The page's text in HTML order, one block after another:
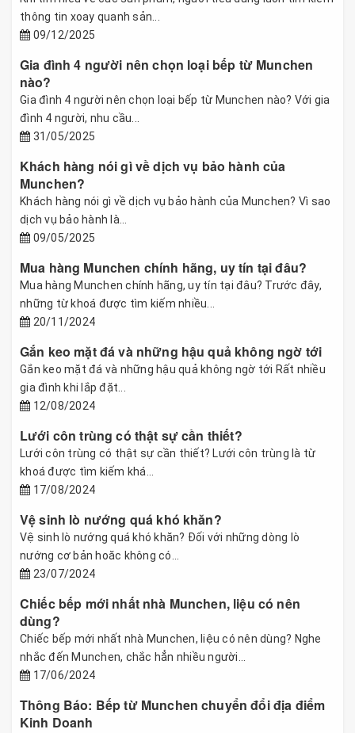
thông tin xoay quanh sản...
09/12/2025
Gia đình 4 người nên chọn loại bếp từ Munchen
nào?
Gia đình 4 người nên chọn loại bếp từ Munchen nào? Với gia
đình 4 người, nhu cầu...
31/05/2025
Khách hàng nói gì về dịch vụ bảo hành của
Munchen?
Khách hàng nói gì về dịch vụ bảo hành của Munchen? Vì sao
dịch vụ bảo hành là...
09/05/2025
Mua hàng Munchen chính hãng, uy tín tại đâu?
Mua hàng Munchen chính hãng, uy tín tại đâu? Trước đây,
những từ khoá được tìm kiếm nhiều...
20/11/2024
Gắn keo mặt đá và những hậu quả không ngờ tới
Gắn keo mặt đá và những hậu quả không ngờ tới Rất nhiều
gia đình khi lắp đặt...
12/08/2024
Lưới côn trùng có thật sự cần thiết?
Lưới côn trùng có thật sự cần thiết? Lưới côn trùng là từ
khoá được tìm kiếm khá...
17/08/2024
Vệ sinh lò nướng quá khó khăn?
Vệ sinh lò nướng quá khó khăn? Đối với những dòng lò
nướng cơ bản hoăc không có...
23/07/2024
Chiếc bếp mới nhất nhà Munchen, liệu có nên
dùng?
Chiếc bếp mới nhất nhà Munchen, liệu có nên dùng? Nghe
nhắc đến Munchen, chắc hẳn nhiều người...
17/06/2024
Thông Báo: Bếp từ Munchen chuyển đổi địa điểm
Kinh Doanh